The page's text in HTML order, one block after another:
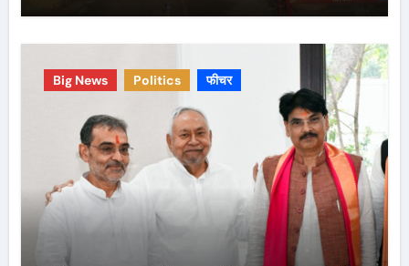
Big News Politics फीचर